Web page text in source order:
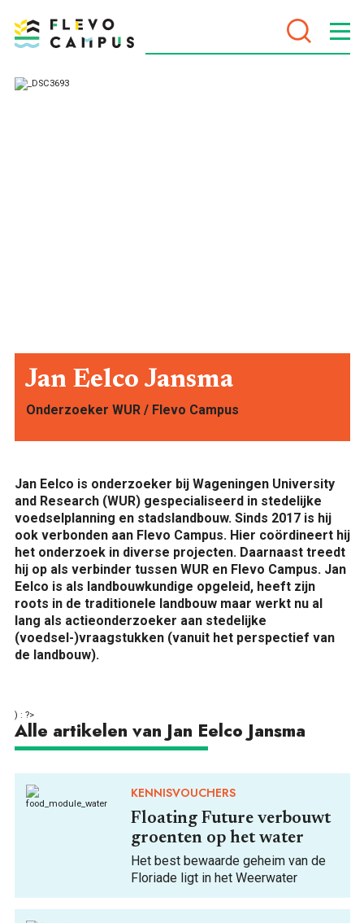
DOELEN
VOOR WIE
ONTDEKKEN
OVER
FOOD PIONEERS
Jan Eelco Jansma
Onderzoeker WUR / Flevo Campus
Jan Eelco is onderzoeker bij Wageningen University
and Research (WUR) gespecialiseerd in stedelijke
voedselplanning en stadslandbouw. Sinds 2017 is hij
ook verbonden aan Flevo Campus. Hier coördineert hij
het onderzoek in diverse projecten. Daarnaast treedt
hij op als verbinder tussen WUR en Flevo Campus. Jan
Eelco is als landbouwkundige opgeleid, heeft zijn
roots in de traditionele landbouw maar werkt nu al
lang als actieonderzoeker aan stedelijke
(voedsel-)vraagstukken (vanuit het perspectief van
de landbouw).
) : ?>
Alle artikelen van Jan Eelco Jansma
KENNISVOUCHERS
Floating Future verbouwt
groenten op het water
Het best bewaarde geheim van de
Floriade ligt in het Weerwater